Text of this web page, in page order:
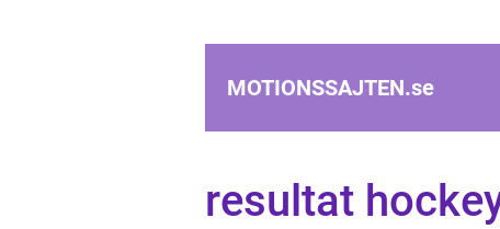
MOTIONSSAJTEN.se
resultat